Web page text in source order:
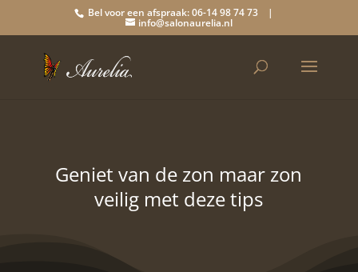
Bel voor een afspraak: 06-14 98 74 73 |
info@salonaurelia.nl
Geniet van de zon maar zon
veilig met deze tips